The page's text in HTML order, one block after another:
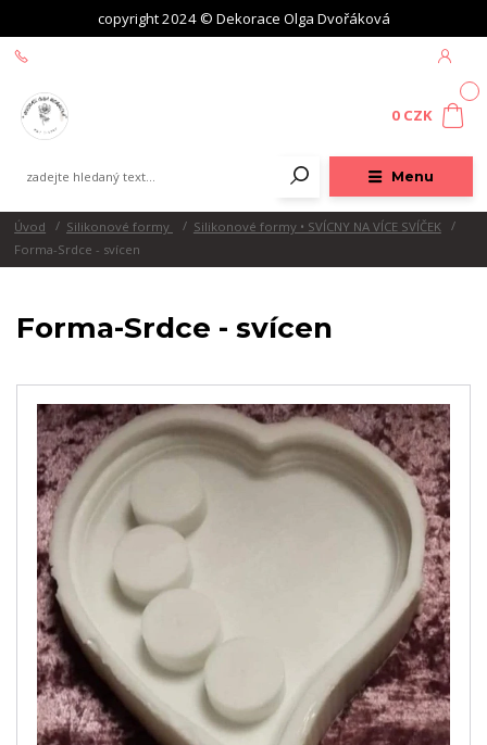
copyright 2024 © Dekorace Olga Dvořáková
Menu
0 CZK
Úvod Silikonové formy
Silikonové formy • SVÍCNY NA VÍCE SVÍČEK
Forma-Srdce - svícen
Forma-Srdce - svícen